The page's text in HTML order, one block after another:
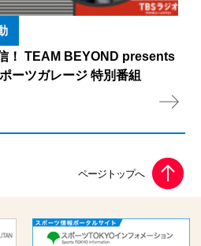
！ TEAM BEYOND presents
ーツガレージ 特別番組